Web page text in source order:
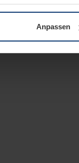
unserer Website
Anpassen